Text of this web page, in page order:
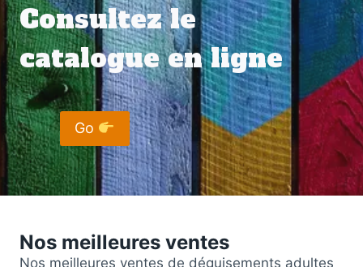
Consultez le
catalogue en ligne
Go
Nos meilleures ventes
Nos meilleures ventes de déguisements adultes